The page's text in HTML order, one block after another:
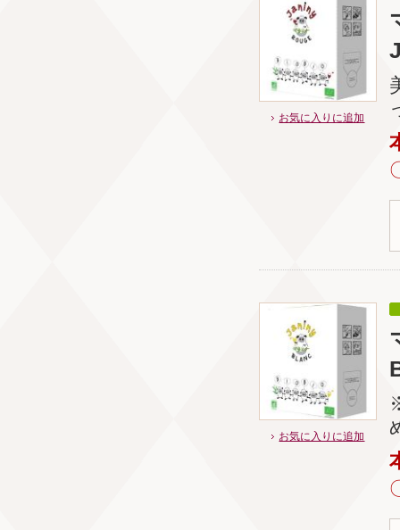
お気に入りに追加
お気に入りに追加